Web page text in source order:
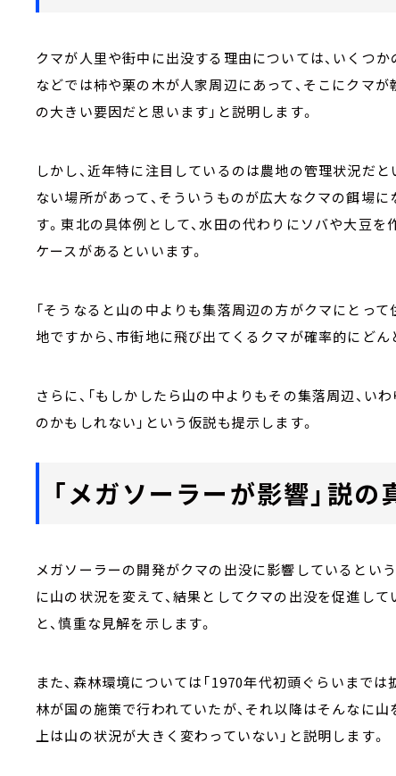
クマが人里や街中に出没する理由については、いくつ
などでは柿や栗の木が人家周辺にあって、そこにクマ
の大きい要因だと思います」と説明します。
しかし、近年特に注目しているのは農地の管理状況だ
ない場所があって、そういうものが広大なクマの餌場
す。東北の具体例として、水田の代わりにソバや大豆
ケースがあるといいます。
「そうなると山の中よりも集落周辺の方がクマにとっ
地ですから、市街地に飛び出てくるクマが確率的にどん
さらに、「もしかしたら山の中よりもその集落周辺、
のかもしれない」という仮説も提示します。
「メガソーラーが影響」説の
メガソーラーの開発がクマの出没に影響しているとい
に山の状況を変えて、結果としてクマの出没を促進し
と、慎重な見解を示します。
また、森林環境については「1970年代初頭ぐらいまで
林が国の施策で行われていたが、それ以降はそんなに
上は山の状況が大きく変わっていない」と説明します。